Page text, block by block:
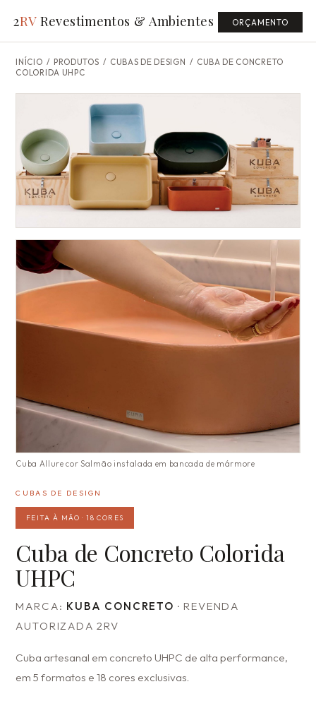
2RVRevestimentos & Ambientes ORÇAMENTO
INÍCIO / PRODUTOS / CUBAS DE DESIGN / CUBA DE CONCRETO
COLORIDA UHPC
Cuba Allure cor Salmão instalada em bancada de mármore
CUBAS DE DESIGN
FEITA À MÃO · 18 CORES
Cuba de Concreto Colorida
UHPC
MARCA: KUBA CONCRETO · REVENDA
AUTORIZADA 2RV
Cuba artesanal em concreto UHPC de alta performance,
em 5 formatos e 18 cores exclusivas.